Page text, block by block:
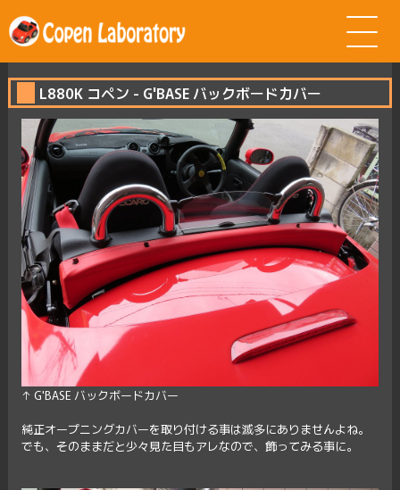
L880K コペン - G'BASE バックボードカバー
↑ G'BASE バックボードカバー
純正オープニングカバーを取り付ける事は滅多にありませんよね。
でも、そのままだと少々見た目もアレなので、飾ってみる事に。